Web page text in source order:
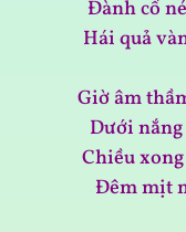
Đành cố
Hái quả
Giờ âm
Dưới
Chiều
Đêm mịt